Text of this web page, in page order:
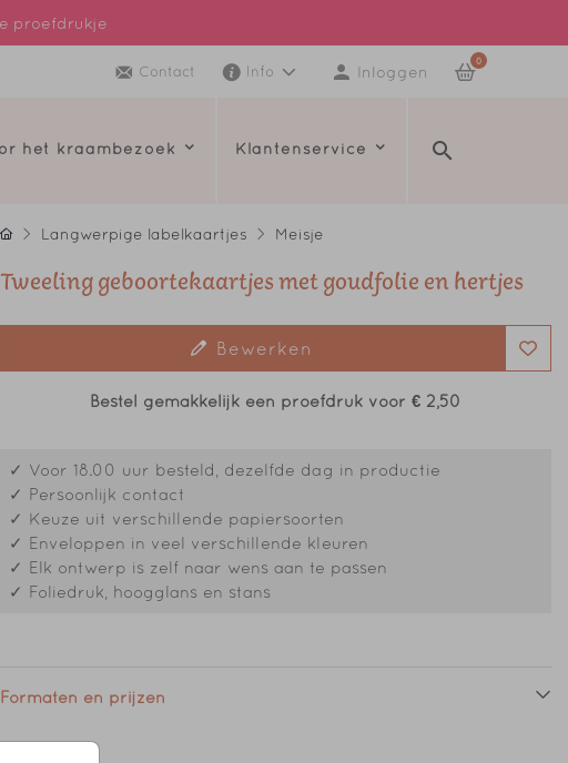
proefdrukje
Contact Info Inloggen
0
het kraambezoek Klantenservice
Langwerpige labelkaartjes Meisje
Tweeling geboortekaartjes met goudfolie en hertjes
Bewerken
Bestel gemakkelijk een proefdruk voor € 2,50
✓ Voor 18.00 uur besteld, dezelfde dag in productie
✓ Persoonlijk contact
✓ Keuze uit verschillende papiersoorten
✓ Enveloppen in veel verschillende kleuren
✓ Elk ontwerp is zelf naar wens aan te passen
✓ Foliedruk, hoogglans en stans
Formaten en prijzen